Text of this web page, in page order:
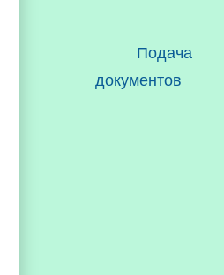
Подача
документов